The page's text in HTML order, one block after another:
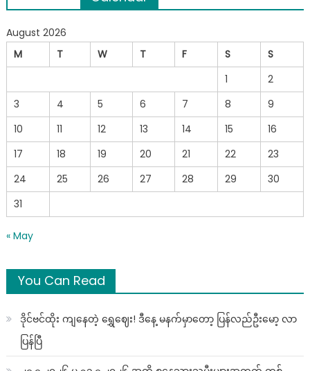
navigation
August 2026
M
T W T F S
S
1
2
3
4 5 6 7 8
9
10
11 12 13 14 15
16
17
18 19 20 21 22
23
24
25 26 27 28 29
30
31
« May
You Can Read
ဒိုင်ဗင်ထိုး ကျနေတဲ့ ရွှေဈေး! ဒီနေ့ မနက်မှာတော့ ပြန်လည်ဦးမော့ လာ
ပြန်ပြီ